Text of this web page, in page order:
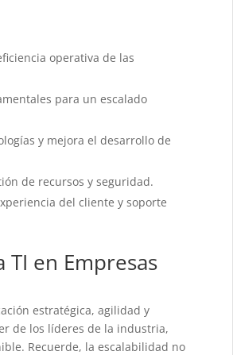
operativa de las
para un escalado
y mejora el desarrollo de
de recursos y seguridad.
del cliente y soporte
en Empresas
estratégica, agilidad y
de los líderes de la industria,
Recuerde, la escalabilidad no